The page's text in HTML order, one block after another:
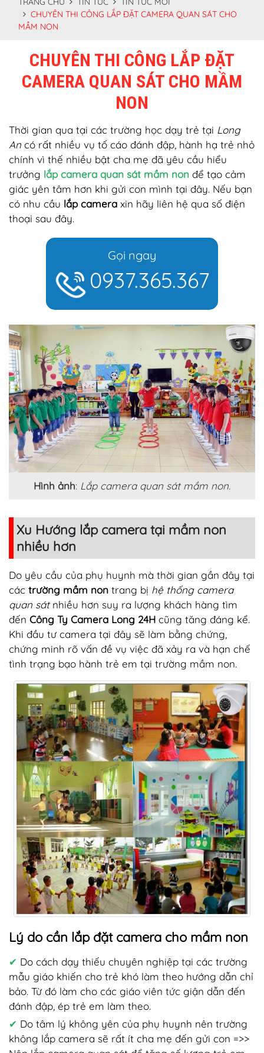
CHUYÊN THI CÔNG LẮP ĐẶT CAMERA QUAN SÁT CHO
MẦM NON
CHUYÊN THI CÔNG LẮP ĐẶT
CAMERA QUAN SÁT CHO MẦM
NON
Thời gian qua tại các trường học dạy trẻ tại Long
An có rất nhiều vụ tố cáo đánh đập, hành hạ trẻ nhỏ
chính vì thế nhiều bật cha mẹ đã yêu cầu hiểu
trưởng lắp camera quan sát mầm non để tạo cảm
giác yên tâm hơn khi gửi con mình tại đây. Nếu bạn
có nhu cầu lắp camera xin hãy liên hệ qua số điện
thoại sau đây.
Gọi ngay
0937.365.367
Hình ảnh: Lắp camera quan sát mầm non.
Xu Hướng lắp camera tại mầm non
nhiều hơn
Do yêu cầu của phụ huynh mà thời gian gần đây tại
các trường mầm non trang bị hệ thống camera
quan sátnhiều hơn suy ra lượng khách hàng tìm
đến Công Ty Camera Long 24H cũng tăng đáng kể.
Khi đầu tư camera tại đây sẽ làm bằng chứng,
chứng minh rõ vấn đề vụ việc đã xảy ra và hạn chế
tình trạng bạo hành trẻ em tại trường mầm non.
Lý do cần lắp đặt camera cho mầm non
✔ Do cách dạy thiếu chuyên nghiệp tại các trường
mẫu giáo khiến cho trẻ khó làm theo hướng dẫn chỉ
bảo. Từ đó làm cho các giáo viên tức giận dẫn đến
đánh đập, ép trẻ em làm theo.
✔ Do tâm lý không yên của phụ huynh nên trường
không lắp camera sẽ rất ít cha mẹ đến gửi con =>>